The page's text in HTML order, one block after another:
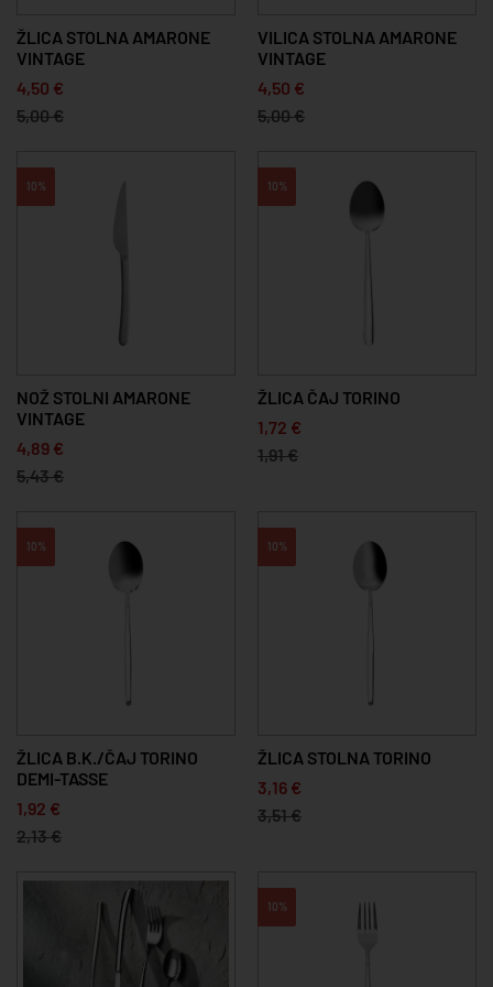
ŽLICA STOLNA AMARONE
VINTAGE
4,50 €
5,00 €
VILICA STOLNA AMARONE
VINTAGE
4,50 €
5,00 €
10%
NOŽ STOLNI AMARONE
VINTAGE
4,89 €
5,43 €
10%
ŽLICA ČAJ TORINO
1,72 €
1,91 €
10%
ŽLICA B.K./ČAJ TORINO
DEMI-TASSE
1,92 €
2,13 €
10%
ŽLICA STOLNA TORINO
3,16 €
3,51 €
10%